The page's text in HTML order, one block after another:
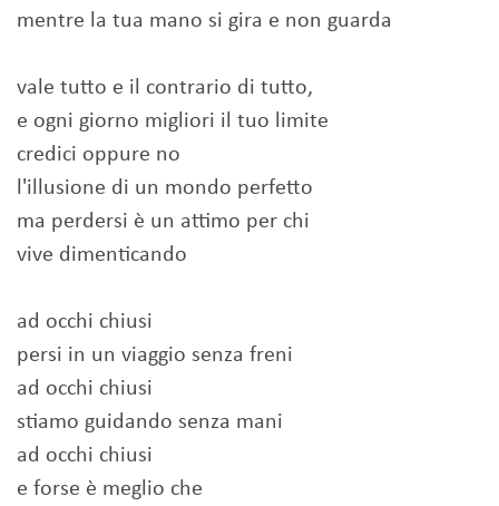
mentre la tua mano si gira e non guarda
vale tutto e il contrario di tutto,
e ogni giorno migliori il tuo limite
credici oppure no
l'illusione di un mondo perfetto
ma perdersi è un attimo per chi
vive dimenticando
ad occhi chiusi
persi in un viaggio senza freni
ad occhi chiusi
stiamo guidando senza mani
ad occhi chiusi
e forse è meglio che